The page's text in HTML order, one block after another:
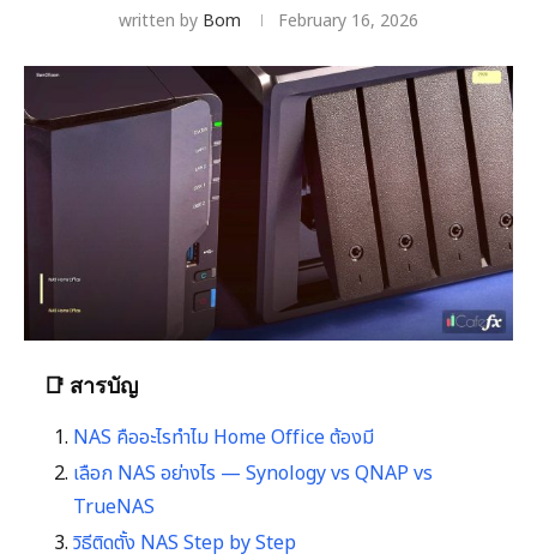
written by Bom February 16, 2026
📑 สารบัญ
NAS คืออะไรทำไม Home Office ต้องมี
เลือก NAS อย่างไร — Synology vs QNAP vs
TrueNAS
วิธีติดตั้ง NAS Step by Step